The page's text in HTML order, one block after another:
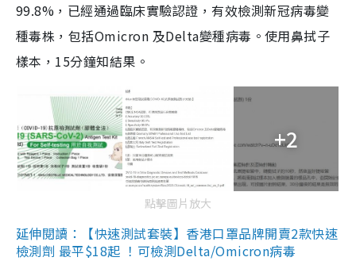
99.8%，已經通過臨床實驗認證，有效檢測新冠病毒變
種毒株，包括Omicron 及Delta變種病毒。使用鼻拭子
樣本，15分鐘知結果。
+2
點擊圖片放大
延伸閱讀：【快速測試套裝】香港口罩品牌開賣2款快速
檢測劑 最平$18起 ！可檢測Delta/Omicron病毒